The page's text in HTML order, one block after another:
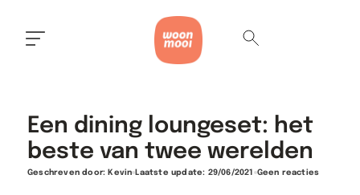
Een dining loungeset: het
beste van twee werelden
Geschreven door: Kevin Laatste update: 29/06/2021 Geen reacties